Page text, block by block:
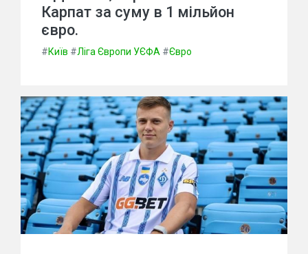
Карпат за суму в 1 мільйон
євро.
#Київ #Ліга Європи УЄФА #Євро